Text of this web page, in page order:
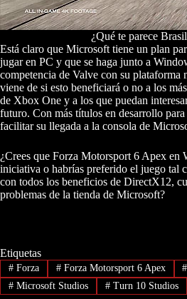
¿Qué te parece
Está claro que Microsoft tiene un plan
jugar en PC y que se haga junto a
competencia de Valve con su plataforma
viene de si esto beneficiará o no a los
de Xbox One y a los que puedan
futuro. Con más títulos en desarrollo para
facilitar su llegada a la consola de
¿Crees que Forza Motorsport 6 Apex en
iniciativa o habrías preferido el juego tal
con todos los beneficios de DirectX12,
problemas de la tienda de Microsoft?
Etiquetas
#Forza #Forza Motorsport 6 Apex #
#Microsoft Studios #Turn 10 Studios